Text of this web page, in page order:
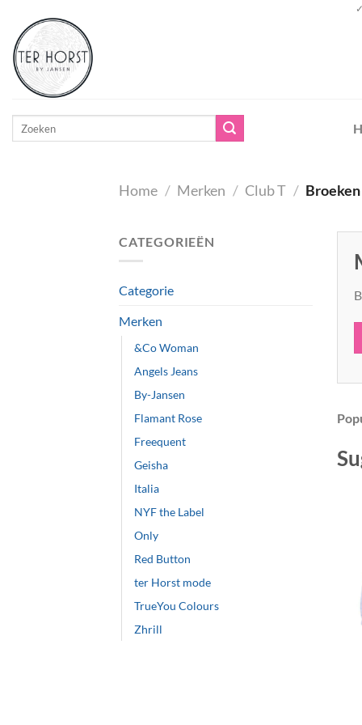
naar
inhoud
Zoeken
Home / Merken / Club T / Broeken
CATEGORIEËN
Categorie
Merken
&Co Woman
Angels Jeans
By-Jansen
Flamant Rose
Freequent
Geisha
Italia
NYF the Label
Only
Red Button
ter Horst mode
TrueYou Colours
Zhrill